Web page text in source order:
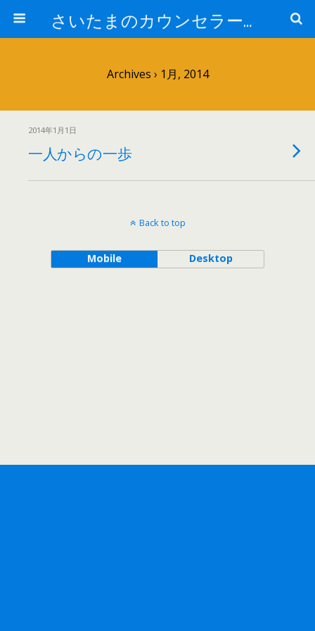
さいたまのカウンセラー日記
Archives › 1月, 2014
2014年1月1日
一人からの一歩
Back to top
Mobile Desktop